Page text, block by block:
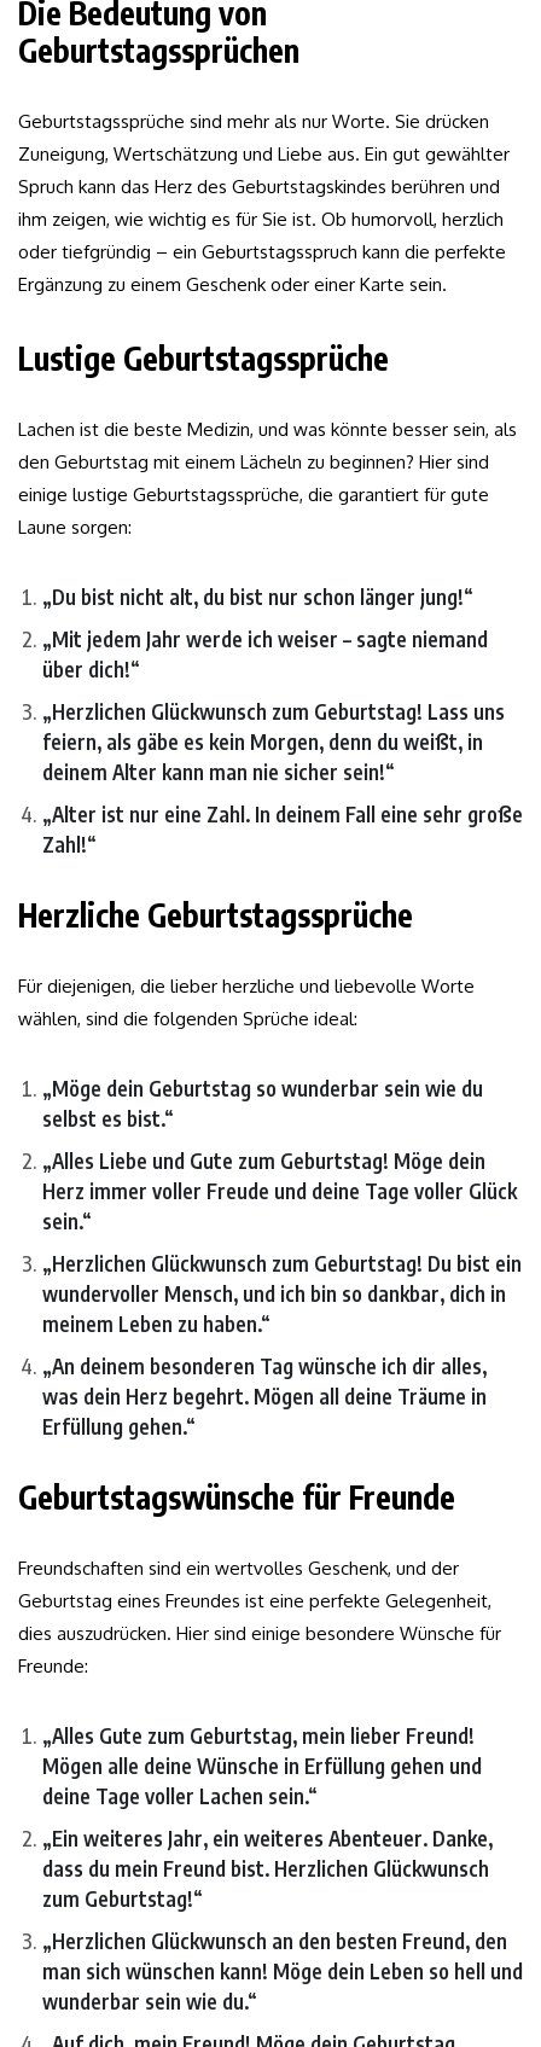
Die Bedeutung von
Geburtstagssprüchen
Geburtstagssprüche sind mehr als nur Worte. Sie drücken
Zuneigung, Wertschätzung und Liebe aus. Ein gut gewählter
Spruch kann das Herz des Geburtstagskindes berühren und
ihm zeigen, wie wichtig es für Sie ist. Ob humorvoll, herzlich
oder tiefgründig – ein Geburtstagsspruch kann die perfekte
Ergänzung zu einem Geschenk oder einer Karte sein.
Lustige Geburtstagssprüche
Lachen ist die beste Medizin, und was könnte besser sein, als
den Geburtstag mit einem Lächeln zu beginnen? Hier sind
einige lustige Geburtstagssprüche, die garantiert für gute
Laune sorgen:
„Du bist nicht alt, du bist nur schon länger jung!“
„Mit jedem Jahr werde ich weiser – sagte niemand
über dich!“
„Herzlichen Glückwunsch zum Geburtstag! Lass uns
feiern, als gäbe es kein Morgen, denn du weißt, in
deinem Alter kann man nie sicher sein!“
„Alter ist nur eine Zahl. In deinem Fall eine sehr große
Zahl!“
Herzliche Geburtstagssprüche
Für diejenigen, die lieber herzliche und liebevolle Worte
wählen, sind die folgenden Sprüche ideal:
„Möge dein Geburtstag so wunderbar sein wie du
selbst es bist.“
„Alles Liebe und Gute zum Geburtstag! Möge dein
Herz immer voller Freude und deine Tage voller Glück
sein.“
„Herzlichen Glückwunsch zum Geburtstag! Du bist ein
wundervoller Mensch, und ich bin so dankbar, dich in
meinem Leben zu haben.“
„An deinem besonderen Tag wünsche ich dir alles,
was dein Herz begehrt. Mögen all deine Träume in
Erfüllung gehen.“
Geburtstagswünsche für Freunde
Freundschaften sind ein wertvolles Geschenk, und der
Geburtstag eines Freundes ist eine perfekte Gelegenheit,
dies auszudrücken. Hier sind einige besondere Wünsche für
Freunde:
„Alles Gute zum Geburtstag, mein lieber Freund!
Mögen alle deine Wünsche in Erfüllung gehen und
deine Tage voller Lachen sein.“
„Ein weiteres Jahr, ein weiteres Abenteuer. Danke,
dass du mein Freund bist. Herzlichen Glückwunsch
zum Geburtstag!“
„Herzlichen Glückwunsch an den besten Freund, den
man sich wünschen kann! Möge dein Leben so hell und
wunderbar sein wie du.“